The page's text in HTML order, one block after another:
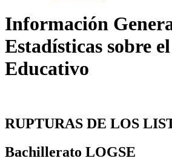
Información
Estadísticas sobre
Educativo
RUPTURAS DE LOS
Bachillerato LOGSE